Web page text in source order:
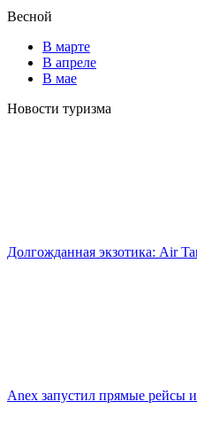
Весной
В марте
В апреле
В мае
Новости туризма
Долгожданная экзотика: Air
Anex запустил прямые рейсы